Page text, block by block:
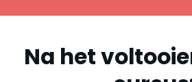
Na het